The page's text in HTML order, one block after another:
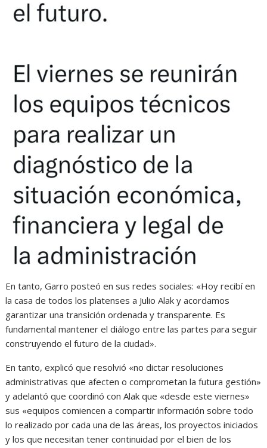
En tanto, Garro posteó en sus redes sociales: «Hoy recibí en
la casa de todos los platenses a Julio Alak y acordamos
garantizar una transición ordenada y transparente. Es
fundamental mantener el diálogo entre las partes para seguir
construyendo el futuro de la ciudad».
En tanto, explicó que resolvió «no dictar resoluciones
administrativas que afecten o comprometan la futura gestión»
y adelantó que coordinó con Alak que «desde este viernes»
sus «equipos comiencen a compartir información sobre todo
lo realizado por cada una de las áreas, los proyectos iniciados
y los que necesitan tener continuidad por el bien de los